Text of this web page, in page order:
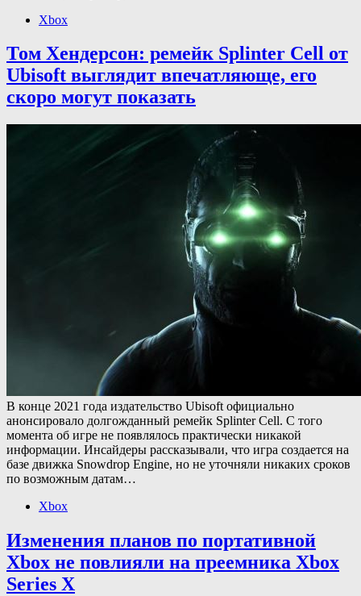
Xbox
Том Хендерсон: ремейк Splinter Cell от
Ubisoft выглядит впечатляюще, его
скоро могут показать
В конце 2021 года издательство Ubisoft официально
анонсировало долгожданный ремейк Splinter Cell. С того
момента об игре не появлялось практически никакой
информации. Инсайдеры рассказывали, что игра создается на
базе движка Snowdrop Engine, но не уточняли никаких сроков
по возможным датам…
Xbox
Изменения планов по портативной
Xbox не повлияли на преемника Xbox
Series X